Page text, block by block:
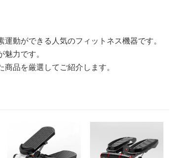
動ができる人気のフィットネス機器です。
力です。
品を厳選してご紹介します。